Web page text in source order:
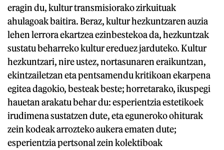
eragin du, kultur transmisiorako zirkuituak
ahulagoak baitira. Beraz, kultur hezkuntzaren auzia
lehen lerrora ekartzea ezinbestekoa da, hezkuntzak
sustatu beharreko kultur ereduez jarduteko. Kultur
hezkuntzari, nire ustez, nortasunaren eraikuntzan,
ekintzailetzan eta pentsamendu kritikoan ekarpena
egitea dagokio, besteak beste; horretarako, ikuspegi
hauetan arakatu behar du: esperientzia estetikoek
irudimena sustatzen dute, eta eguneroko ohiturak
zein kodeak arrozteko aukera ematen dute;
esperientzia pertsonal zein kolektiboak